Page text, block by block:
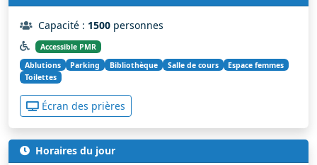
Capacité : 1500 personnes
Accessible PMR
Ablutions
Parking Bibliothèque Salle de cours
Espace femmes
Toilettes
Écran des prières
Horaires du jour